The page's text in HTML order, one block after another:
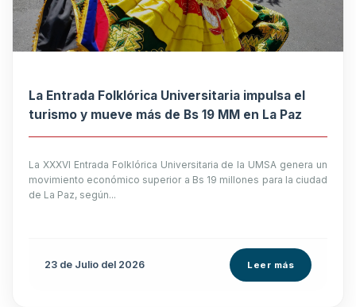
La Entrada Folklórica Universitaria impulsa el
turismo y mueve más de Bs 19 MM en La Paz
La XXXVI Entrada Folklórica Universitaria de la UMSA genera un
movimiento económico superior a Bs 19 millones para la ciudad
de La Paz, según...
23 de Julio del 2026 Leer más